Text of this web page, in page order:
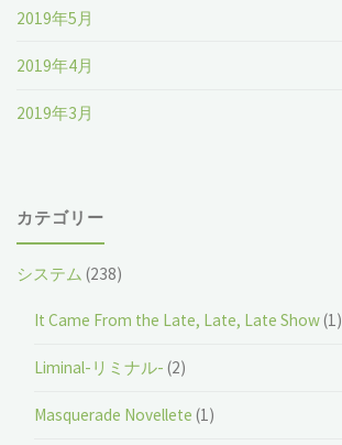
2019年5月
2019年4月
2019年3月
カテゴリー
システム (238)
It Came From the Late, Late, Late Show(1)
Liminal-リミナル- (2)
Masquerade Novellete (1)